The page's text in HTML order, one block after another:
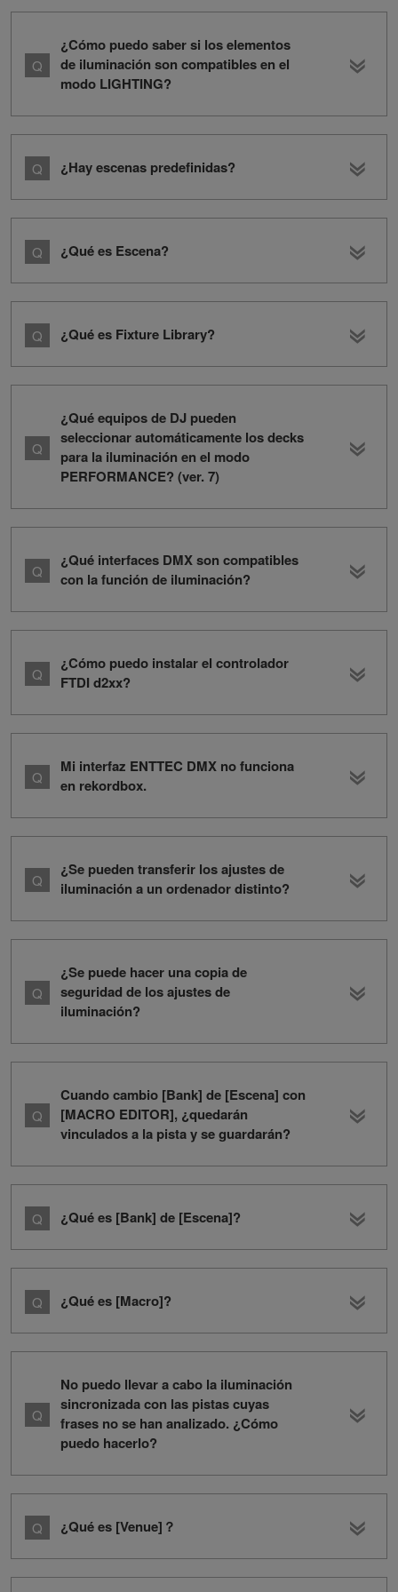
¿Cómo puedo saber si los elementos
de iluminación son compatibles en el
modo LIGHTING?
¿Hay escenas predefinidas?
¿Qué es Escena?
¿Qué es Fixture Library?
¿Qué equipos de DJ pueden
seleccionar automáticamente los decks
para la iluminación en el modo
PERFORMANCE? (ver. 7)
¿Qué interfaces DMX son compatibles
con la función de iluminación?
¿Cómo puedo instalar el controlador
FTDI d2xx?
Mi interfaz ENTTEC DMX no funciona
en rekordbox.
¿Se pueden transferir los ajustes de
iluminación a un ordenador distinto?
¿Se puede hacer una copia de
seguridad de los ajustes de
iluminación?
Cuando cambio [Bank] de [Escena] con
[MACRO EDITOR], ¿quedarán
vinculados a la pista y se guardarán?
¿Qué es [Bank] de [Escena]?
¿Qué es [Macro]?
No puedo llevar a cabo la iluminación
sincronizada con las pistas cuyas
frases no se han analizado. ¿Cómo
puedo hacerlo?
¿Qué es [Venue]？